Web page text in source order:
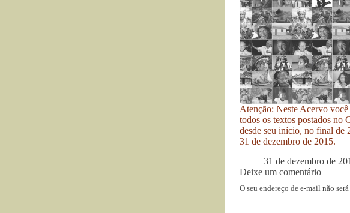
Atenção: Neste Acervo você
todos os textos postados no
desde seu início, no final de
31 de dezembro de 2015.
31 de dezembro de
Deixe um comentário
O seu endereço de e-mail não